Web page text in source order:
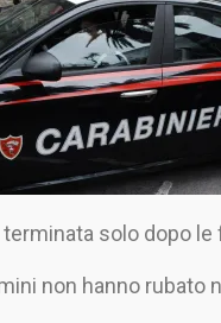
solo dopo
non hanno rubato